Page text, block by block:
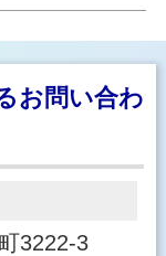
お問い合わ
3222-3